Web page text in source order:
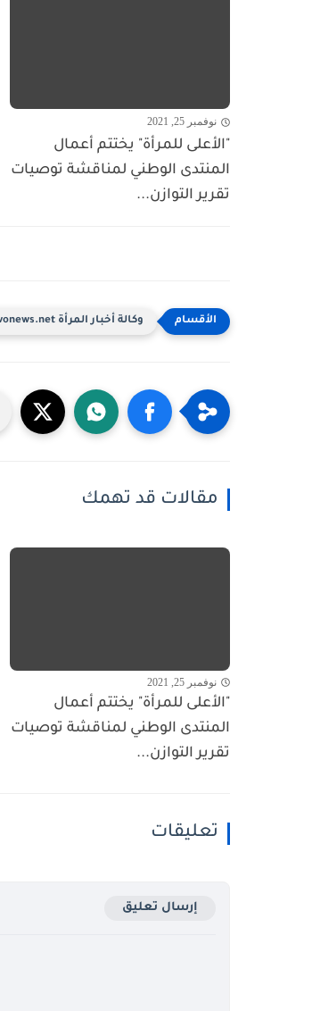
نوفمبر 25, 2021
"الأعلى للمرأة" يختتم أعمال
المنتدى الوطني لمناقشة توصيات
تقرير التوازن...
وكالة أخبار المرأة www.wonews.net info@wonews.net
مقالات قد تهمك
نوفمبر 25, 2021
"الأعلى للمرأة" يختتم أعمال
المنتدى الوطني لمناقشة توصيات
تقرير التوازن...
تعليقات
إرسال تعليق